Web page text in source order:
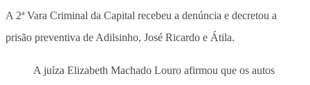
A 2ª Vara Criminal da Capital recebeu a denúncia e decretou a
prisão preventiva de Adilsinho, José Ricardo e Átila.
A juíza Elizabeth Machado Louro afirmou que os autos